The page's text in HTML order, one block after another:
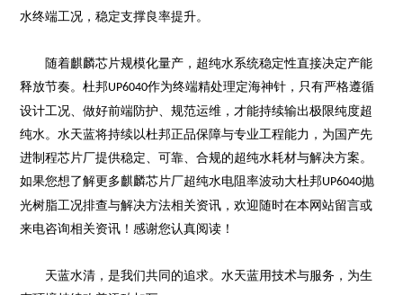
水终端工况，稳定支撑良率提升。
随着麒麟芯片规模化量产，超纯水系统稳定性直接决定产能
释放节奏。 杜邦UP6040作为终端精处理定海神针，只有严格遵循
设计工况、做好前端防护、规范运维，才能持续输出极限纯度超
纯水。水天蓝将持续以杜邦正品保障与专业工程能力，为国产先
进制程芯片厂提供稳定、可靠、合规的超纯水耗材与解决方案。
如果您想了解更多麒麟芯片厂超纯水电阻率波动大杜邦UP6040抛
光树脂工况排查与解决方法相关资讯， 欢迎随时在本网站留言或
来电咨询相关资讯！感谢您认真阅读！
天蓝水清，是我们共同的追求。水天蓝用技术与服务，为生